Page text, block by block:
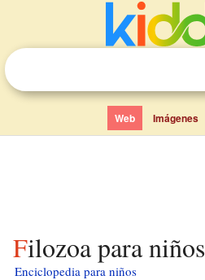
Web Imágenes
Filozoa para niños
Enciclopedia para niños